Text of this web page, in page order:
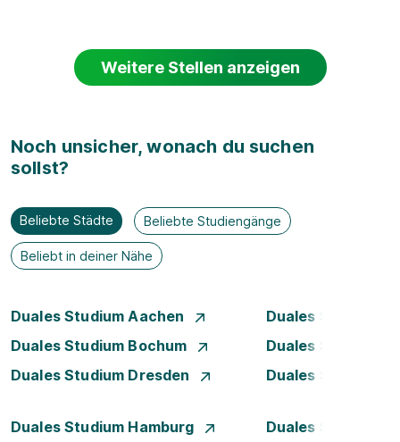
Weitere Stellen anzeigen
Noch unsicher, wonach du suchen
sollst?
Beliebte Städte Beliebte Studiengänge
Beliebt in deiner Nähe
Duales Studium Aachen
Duales Studium
Duales Studium Bochum
Duales Studium
Duales Studium Dresden
Duales Studium
Duales Studium Hamburg
Duales Studium